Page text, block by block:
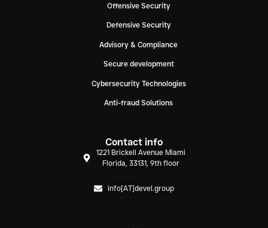
Offensive Security
Defensive Security
Advisory & Compliance
Secure development
Cybersecurity Technologies
Anti-fraud Solutions
Contact info
1221 Brickell Avenue Miami
Florida, 33131, 9th floor
info[AT]devel.group